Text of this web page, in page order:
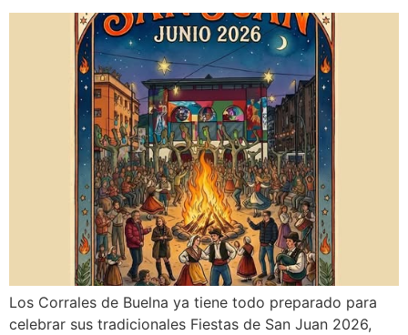
Los Corrales de Buelna ya tiene todo preparado para
celebrar sus tradicionales Fiestas de San Juan 2026,